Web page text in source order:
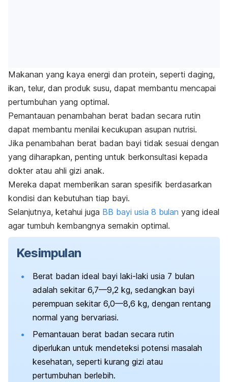
Makanan yang kaya energi dan protein, seperti daging,
ikan, telur, dan produk susu, dapat membantu mencapai
pertumbuhan yang optimal.
Pemantauan penambahan berat badan secara rutin
dapat membantu menilai kecukupan asupan nutrisi.
Jika penambahan berat badan bayi tidak sesuai dengan
yang diharapkan, penting untuk berkonsultasi kepada
dokter atau ahli gizi anak.
Mereka dapat memberikan saran spesifik berdasarkan
kondisi dan kebutuhan tiap bayi.
Selanjutnya, ketahui juga BB bayi usia 8 bulan yang ideal
agar tumbuh kembangnya semakin optimal.
Kesimpulan
Berat badan ideal bayi laki-laki usia 7 bulan
adalah sekitar 6,7—9,2 kg, sedangkan bayi
perempuan sekitar 6,0—8,6 kg, dengan rentang
normal yang bervariasi.
Pemantauan berat badan secara rutin
diperlukan untuk mendeteksi potensi masalah
kesehatan, seperti kurang gizi atau
pertumbuhan berlebih.